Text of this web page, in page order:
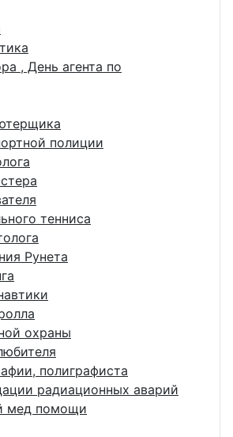
, День агента по
полиции
тенниса
Рунета
охраны
полиграфиста
радиационных аварий
мед помощи